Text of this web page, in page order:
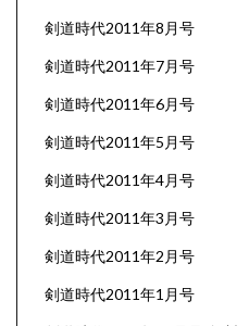
剣道時代2011年8月号
剣道時代2011年7月号
剣道時代2011年6月号
剣道時代2011年5月号
剣道時代2011年4月号
剣道時代2011年3月号
剣道時代2011年2月号
剣道時代2011年1月号